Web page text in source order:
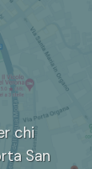
chi
San